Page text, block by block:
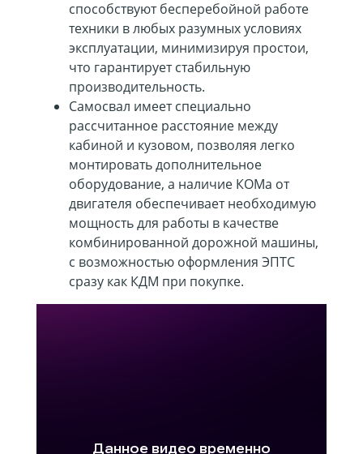
способствуют бесперебойной работе
техники в любых разумных условиях
эксплуатации, минимизируя простои,
что гарантирует стабильную
производительность.
Самосвал имеет специально
рассчитанное расстояние между
кабиной и кузовом, позволяя легко
монтировать дополнительное
оборудование, а наличие КОМа от
двигателя обеспечивает необходимую
мощность для работы в качестве
комбинированной дорожной машины,
с возможностью оформления ЭПТС
сразу как КДМ при покупке.